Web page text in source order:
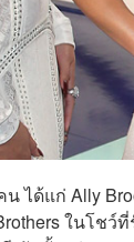
ได้แก่ Ally
ในโช